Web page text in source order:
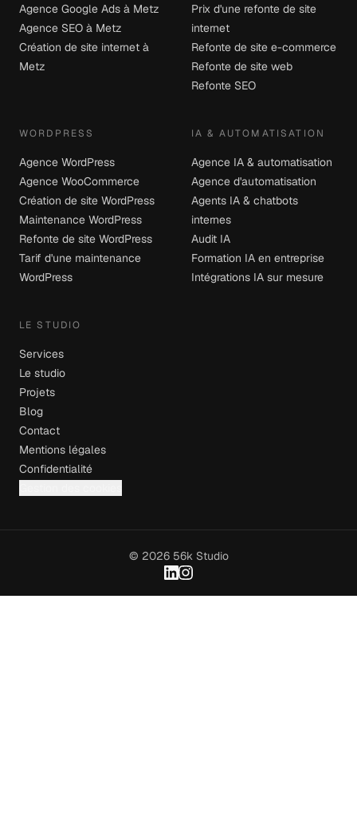
Agence Google Ads à Metz
Agence SEO à Metz
Création de site internet à
Metz
Prix d'une refonte de site
internet
Refonte de site e-commerce
Refonte de site web
Refonte SEO
WORDPRESS
Agence WordPress
Agence WooCommerce
Création de site WordPress
Maintenance WordPress
Refonte de site WordPress
Tarif d'une maintenance
WordPress
IA & AUTOMATISATION
Agence IA & automatisation
Agence d'automatisation
Agents IA & chatbots
internes
Audit IA
Formation IA en entreprise
Intégrations IA sur mesure
LE STUDIO
Services
Le studio
Projets
Blog
Contact
Mentions légales
Confidentialité
© 2026 56k Studio